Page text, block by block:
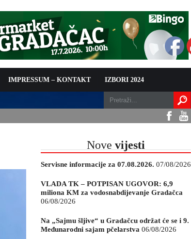
IMPRESSUM – KONTAKT IZBORI 2024
Nove vijesti
Servisne informacije za 07.08.2026. 07/08/2026
VLADA TK – POTPISAN UGOVOR: 6,9
miliona KM za vodosnabdijevanje Gradačca
06/08/2026
Na „Sajmu šljive“ u Gradačcu održat će se i 9.
Međunarodni sajam pčelarstva 06/08/2026